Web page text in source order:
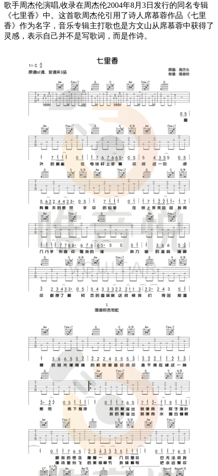
歌手周杰伦演唱,收录在周杰伦2004年8月3日发行的同名专辑
《七里香》中。这首歌周杰伦引用了诗人席慕蓉作品《七里
香》作为名字，音乐专辑主打歌也是方文山从席慕蓉中获得了
灵感，表示自己并不是写歌词，而是作诗。